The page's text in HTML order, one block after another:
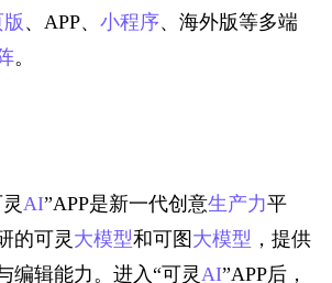
版 、APP、 小程序、海外版等多端
。
AI”APP是新一代创意生产力平
的可灵 大模型和可图 大模型 ，提供
编辑能力。进入“可灵AI”APP后，